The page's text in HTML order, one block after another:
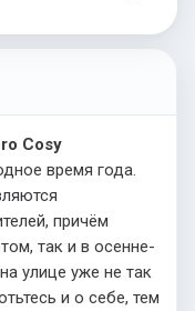
Cosy
время года.
причём
так и в осенне-
улице уже не так
и о себе, тем